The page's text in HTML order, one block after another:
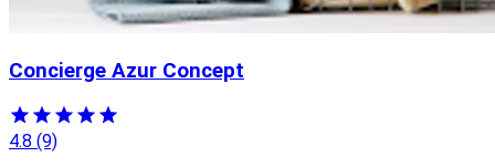
Concierge Azur Concept
4.8 (9)